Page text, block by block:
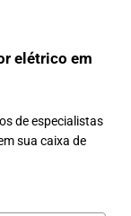
elétrico em
de especialistas
sua caixa de